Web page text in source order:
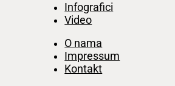
Infografici
Video
O nama
Impressum
Kontakt